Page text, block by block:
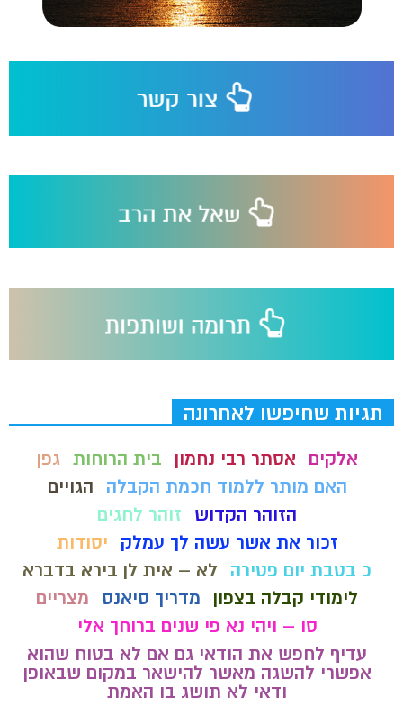
תגיות שחיפשו לאחרונה
אלקים אסתר רבי נחמון בית הרוחות גפן
האם מותר ללמוד חכמת הקבלה
הגויים
הזוהר הקדוש
זוהר לחגים
זכור את אשר עשה לך עמלק
יסודות
כ בטבת יום פטירה
לא – אית לן בירא בדברא
לימודי קבלה בצפון
מדריך סיאנס
מצריים
סו – ויהי נא פי שנים ברוחך אלי
עדיף לחפש את הודאי גם אם לא בטוח שהוא
אפשרי להשגה מאשר להישאר במקום שבאופן
ודאי לא תושג בו האמת